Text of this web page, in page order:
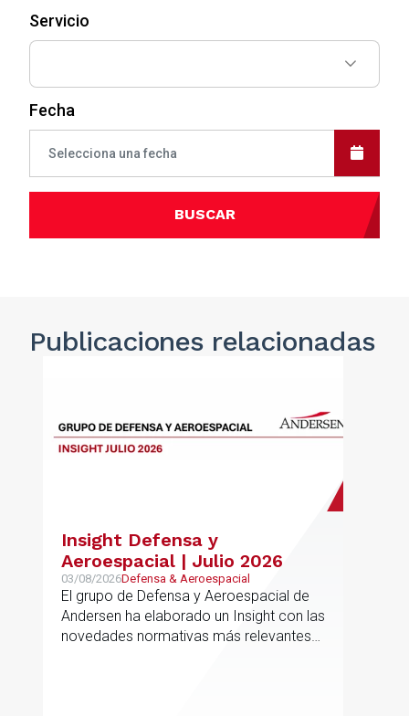
Servicio
Fecha
BUSCAR
Publicaciones relacionadas
Insight Defensa y
Aeroespacial | Julio 2026
03/08/2026Defensa & Aeroespacial
El grupo de Defensa y Aeroespacial de
Andersen ha elaborado un Insight con las
novedades normativas más relevantes